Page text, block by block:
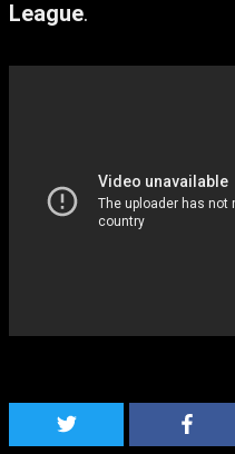
League.